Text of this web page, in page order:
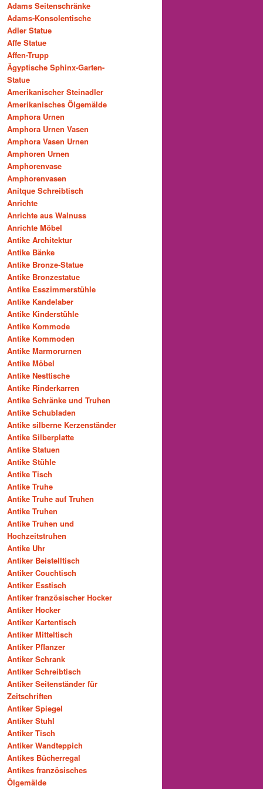
Adams Seitenschränke
Adams-Konsolentische
Adler Statue
Affe Statue
Affen-Trupp
Ägyptische Sphinx-Garten-
Statue
Amerikanischer Steinadler
Amerikanisches Ölgemälde
Amphora Urnen
Amphora Urnen Vasen
Amphora Vasen Urnen
Amphoren Urnen
Amphorenvase
Amphorenvasen
Anitque Schreibtisch
Anrichte
Anrichte aus Walnuss
Anrichte Möbel
Antike Architektur
Antike Bänke
Antike Bronze-Statue
Antike Bronzestatue
Antike Esszimmerstühle
Antike Kandelaber
Antike Kinderstühle
Antike Kommode
Antike Kommoden
Antike Marmorurnen
Antike Möbel
Antike Nesttische
Antike Rinderkarren
Antike Schränke und Truhen
Antike Schubladen
Antike silberne Kerzenständer
Antike Silberplatte
Antike Statuen
Antike Stühle
Antike Tisch
Antike Truhe
Antike Truhe auf Truhen
Antike Truhen
Antike Truhen und
Hochzeitstruhen
Antike Uhr
Antiker Beistelltisch
Antiker Couchtisch
Antiker Esstisch
Antiker französischer Hocker
Antiker Hocker
Antiker Kartentisch
Antiker Mitteltisch
Antiker Pflanzer
Antiker Schrank
Antiker Schreibtisch
Antiker Seitenständer für
Zeitschriften
Antiker Spiegel
Antiker Stuhl
Antiker Tisch
Antiker Wandteppich
Antikes Bücherregal
Antikes französisches
Ölgemälde